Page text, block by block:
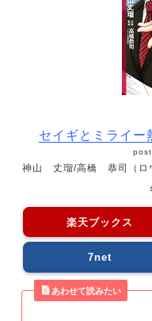
セイギとミライ
神山 丈瑠/高橋 恭司（ロ
楽天ブックス
7net
あわせて読みたい